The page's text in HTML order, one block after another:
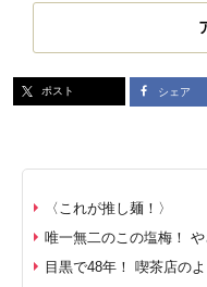
ポスト シェア
〈これが推し麺！〉
唯一無二のこの塩梅！
目黒で48年！ 喫茶店の